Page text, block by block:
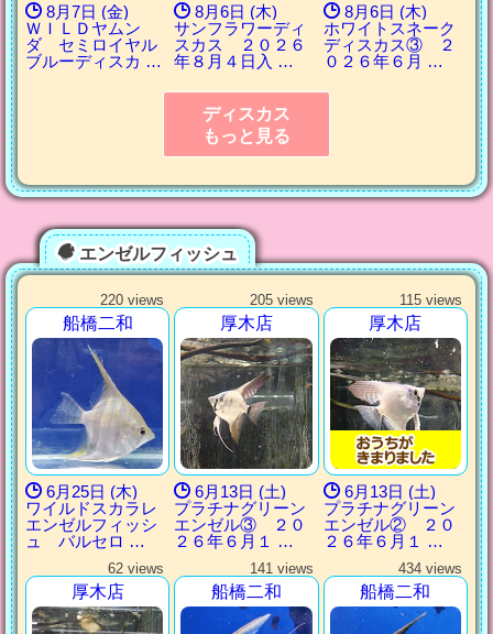
8月7日 (金)
ＷＩＬＤヤムン
ダ セミロイヤル
ブルーディスカ …
8月6日 (木)
サンフラワーディ
スカス ２０２６
年８月４日入 …
8月6日 (木)
ホワイトスネーク
ディスカス③ ２
０２６年６月 …
ディスカス
もっと見る
エンゼルフィッシュ
220 views
船橋二和
6月25日 (木)
ワイルドスカラレ
エンゼルフィッシ
ュ バルセロ …
205 views
厚木店
6月13日 (土)
プラチナグリーン
エンゼル③ ２０
２６年６月１ …
115 views
厚木店
6月13日 (土)
プラチナグリーン
エンゼル② ２０
２６年６月１ …
62 views
厚木店
141 views
船橋二和
434 views
船橋二和